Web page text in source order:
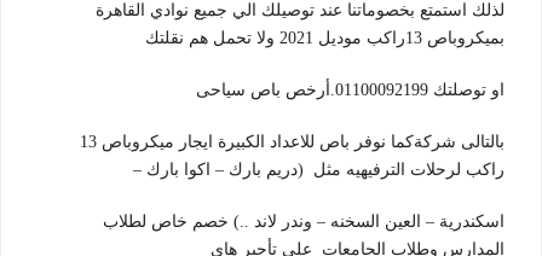
لذلك استمتع بخصوماتنا عند توصيلك الي جميع نوادي القاهرة
بميكروباص 13راكب موديل 2021 ولا تحمل هم نقلتك
او توصلتك 01100092199.أرخص باص سياحى
بالتالى شركةكما نوفر باص للاعداد الكبيرة ايجار ميكروباص 13
راكب لرحلات الترفيهيه مثل (دريم بارك – اكوا بارك –
اسكندرية – العين السخنه – وندر لاند ..) خصم خاص لطلاب
المدارس وطلاب الجامعات علي تأجير هاي